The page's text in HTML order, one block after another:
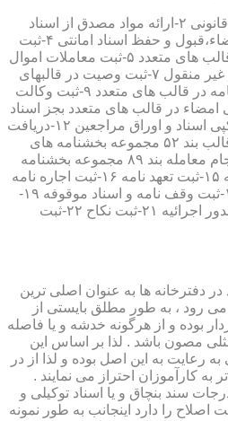
۱-ثبت اسناد مطابق مقررات قانونی ۲-ارائه مواد مصدق از اسناد
ثبت شده ۳-تصدیق صحت امضاء،قبول و حفظ اسناد امانتی ۴-ثبت
معاملات شرطی و رهنی در قالب های متعدد ۵-ثبت معاملات اموال
منقول ۶-ثبت معاملات اموال غیر منقول ۷-ثبت وصیت در قالبهای
عهدی و تکمیلی ۸-ثبت اقرارنامه در قالب های متعدد ۹-ثبت وکالت
متعدد ۱۰-گواهی امضاء در قالب های متعدد بجز اسناد
مالی و معاملاتی ۱۱-تصدیق کپی اسناد و اوراق مراجعین ۱۲-دریافت
قبوض سپرده مستاجرین در قالب بند ۵۲ مجموعه بخشنامه های
ثبتی ۱۳-صدور گواهی عدم انجام معامله بند ۸۹ مجموعه بخشنامه
های ثبتی ۱۴-ثبت رضایت نامه ۱۵-ثبت تعهد نامه ۱۶-ثبت اجاره نامه
۱۷-ثبت معاملات سرقفلی ۱۸-ثبت وقف نامه و اسناد موقوفه ۱۹-
ثبت اسناد ضمانت نامه ۲۰-صدور اجرائیه ۲۱-ثبت نکاح ۲۲-ثبت
در دفترخانه ها به عنوان اصلی ترین
رود ، به طور مطلق بایستی از
بوده و از هرگونه خدشه و یا فاصله
مصون باشد . لذا بر اساس این
رعایت به این اصل بوده و لذا از در
به کارآموزان احتراز می نمایند .
سند بنچاق و یا اسناد توکیلی و
اصلاح را دارد اینجانب به طور نمونه